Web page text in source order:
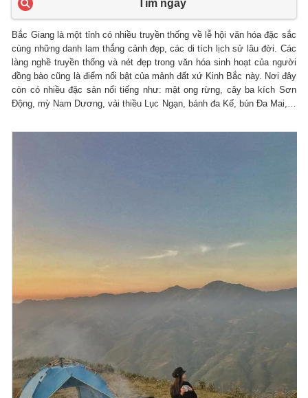
Tìm ngay
Bắc Giang là một tỉnh có nhiều truyền thống về lễ hội văn hóa đặc sắc
cùng những danh lam thắng cảnh đẹp, các di tích lịch sử lâu đời. Các
làng nghề truyền thống và nét đẹp trong văn hóa sinh hoạt của người
đồng bào cũng là điểm nổi bật của mảnh đất xứ Kinh Bắc này. Nơi đây
còn có nhiều đặc sản nổi tiếng như: mật ong rừng, cây ba kích Sơn
Động, mỳ Nam Dương, vải thiều Lục Ngạn, bánh đa Kế, bún Đa Mai,…